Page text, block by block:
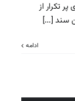
اقدام به انتشار 10 خطای پر تکرار از
سند [...]
ادامه